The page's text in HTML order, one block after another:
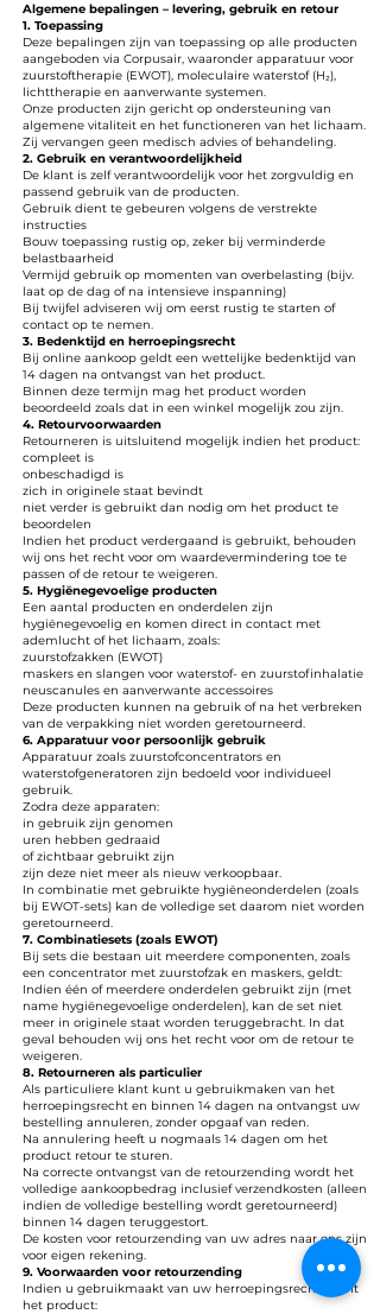
Algemene bepalingen – levering, gebruik en retour
1. Toepassing
Deze bepalingen zijn van toepassing op alle producten
aangeboden via Corpusair, waaronder apparatuur voor
zuurstoftherapie (EWOT), moleculaire waterstof (H₂),
lichttherapie en aanverwante systemen.
Onze producten zijn gericht op ondersteuning van
algemene vitaliteit en het functioneren van het lichaam.
Zij vervangen geen medisch advies of behandeling.
2. Gebruik en verantwoordelijkheid
De klant is zelf verantwoordelijk voor het zorgvuldig en
passend gebruik van de producten.
Gebruik dient te gebeuren volgens de verstrekte
instructies
Bouw toepassing rustig op, zeker bij verminderde
belastbaarheid
Vermijd gebruik op momenten van overbelasting (bijv.
laat op de dag of na intensieve inspanning)
Bij twijfel adviseren wij om eerst rustig te starten of
contact op te nemen.
3. Bedenktijd en herroepingsrecht
Bij online aankoop geldt een wettelijke bedenktijd van
14 dagen na ontvangst van het product.
Binnen deze termijn mag het product worden
beoordeeld zoals dat in een winkel mogelijk zou zijn.
4. Retourvoorwaarden
Retourneren is uitsluitend mogelijk indien het product:
compleet is
onbeschadigd is
zich in originele staat bevindt
niet verder is gebruikt dan nodig om het product te
beoordelen
Indien het product verdergaand is gebruikt, behouden
wij ons het recht voor om waardevermindering toe te
passen of de retour te weigeren.
5. Hygiënegevoelige producten
Een aantal producten en onderdelen zijn
hygiënegevoelig en komen direct in contact met
ademlucht of het lichaam, zoals:
zuurstofzakken (EWOT)
maskers en slangen voor waterstof- en zuurstofinhalatie
neuscanules en aanverwante accessoires
Deze producten kunnen na gebruik of na het verbreken
van de verpakking niet worden geretourneerd.
6. Apparatuur voor persoonlijk gebruik
Apparatuur zoals zuurstofconcentrators en
waterstofgeneratoren zijn bedoeld voor individueel
gebruik.
Zodra deze apparaten:
in gebruik zijn genomen
uren hebben gedraaid
of zichtbaar gebruikt zijn
zijn deze niet meer als nieuw verkoopbaar.
In combinatie met gebruikte hygiëneonderdelen (zoals
bij EWOT-sets) kan de volledige set daarom niet worden
geretourneerd.
7. Combinatiesets (zoals EWOT)
Bij sets die bestaan uit meerdere componenten, zoals
een concentrator met zuurstofzak en maskers, geldt:
Indien één of meerdere onderdelen gebruikt zijn (met
name hygiënegevoelige onderdelen), kan de set niet
meer in originele staat worden teruggebracht. In dat
geval behouden wij ons het recht voor om de retour te
weigeren.
8. Retourneren als particulier
Als particuliere klant kunt u gebruikmaken van het
herroepingsrecht en binnen 14 dagen na ontvangst uw
bestelling annuleren, zonder opgaaf van reden.
Na annulering heeft u nogmaals 14 dagen om het
product retour te sturen.
Na correcte ontvangst van de retourzending wordt het
volledige aankoopbedrag inclusief verzendkosten (alleen
indien de volledige bestelling wordt geretourneerd)
binnen 14 dagen teruggestort.
De kosten voor retourzending van uw adres naar ons zijn
voor eigen rekening.
9. Voorwaarden voor retourzending
Indien u gebruikmaakt van uw herroepingsrecht, dient
het product: